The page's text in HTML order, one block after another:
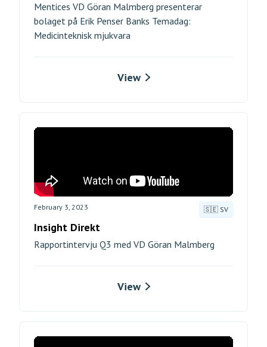
Mentices VD Göran Malmberg presenterar
bolaget på Erik Penser Banks Temadag:
Medicinteknisk mjukvara
View
February 3, 2023 🇸🇪 SV
Insight Direkt
Rapportintervju Q3 med VD Göran Malmberg
View